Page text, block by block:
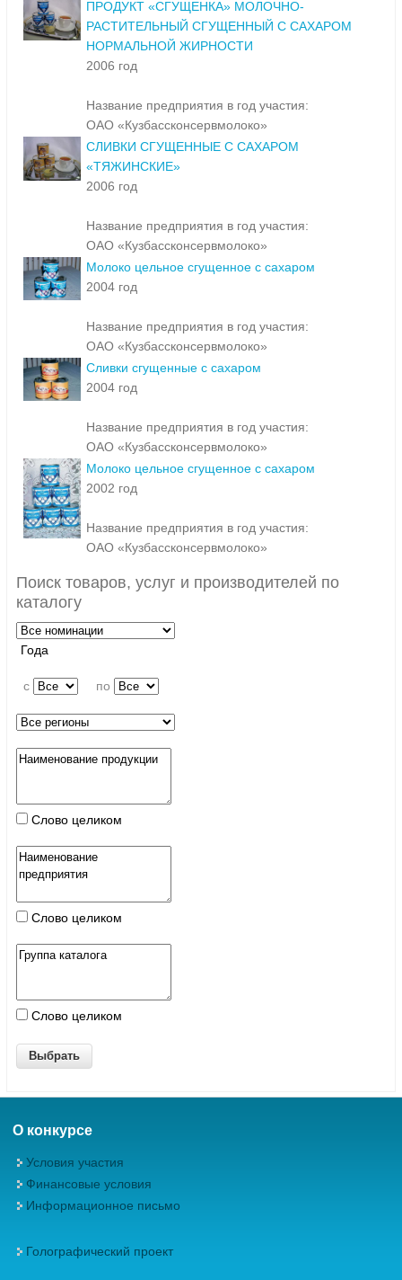
ПРОДУКТ «СГУЩЕНКА» МОЛОЧНО-
РАСТИТЕЛЬНЫЙ СГУЩЕННЫЙ С САХАРОМ
НОРМАЛЬНОЙ ЖИРНОСТИ
2006 год
Название предприятия в год участия:
ОАО «Кузбассконсервмолоко»
СЛИВКИ СГУЩЕННЫЕ С САХАРОМ
«ТЯЖИНСКИЕ»
2006 год
Название предприятия в год участия:
ОАО «Кузбассконсервмолоко»
Молоко цельное сгущенное с сахаром
2004 год
Название предприятия в год участия:
ОАО «Кузбассконсервмолоко»
Сливки сгущенные с сахаром
2004 год
Название предприятия в год участия:
ОАО «Кузбассконсервмолоко»
Молоко цельное сгущенное с сахаром
2002 год
Название предприятия в год участия:
ОАО «Кузбассконсервмолоко»
Поиск товаров, услуг и производителей по
каталогу
Года
c по
Слово целиком
Слово целиком
Слово целиком
О конкурсе
Условия участия
Финансовые условия
Информационное письмо
Голографический проект